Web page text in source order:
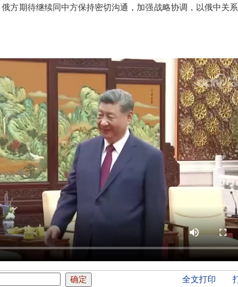
方期待继续同中方保持密切沟通，加强战略协调，以俄中关
全文打印